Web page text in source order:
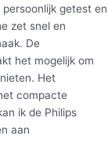
getest en
zet snel en
De
het mogelijk om
Het
compacte
ik de Philips
aan